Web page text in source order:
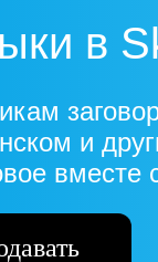
в
и
вместе